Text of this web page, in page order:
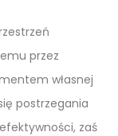
przez
własnej
postrzegania
zaś